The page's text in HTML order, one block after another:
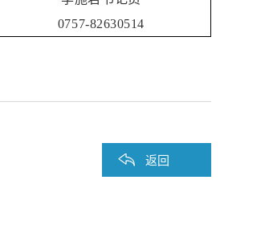
0757-82630514
返回